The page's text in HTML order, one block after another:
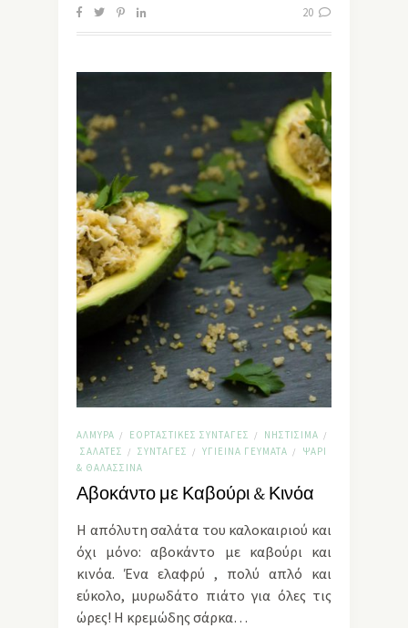
20
ΑΛΜΥΡΆ / ΕΟΡΤΑΣΤΙΚΈΣ ΣΥΝΤΑΓΈΣ / ΝΗΣΤΊΣΙΜΑ /
ΣΑΛΆΤΕΣ / ΣΥΝΤΑΓΈΣ / ΥΓΙΕΙΝΆ ΓΕΎΜΑΤΑ /
ΨΆΡΙ
& ΘΑΛΑΣΣΙΝΆ
Αβοκάντο με Καβούρι & Κινόα
Η απόλυτη σαλάτα του καλοκαιριού και
όχι μόνο: αβοκάντο με καβούρι και
κινόα. Ένα ελαφρύ , πολύ απλό και
εύκολο, μυρωδάτο πιάτο για όλες τις
ώρες! Η κρεμώδης σάρκα…